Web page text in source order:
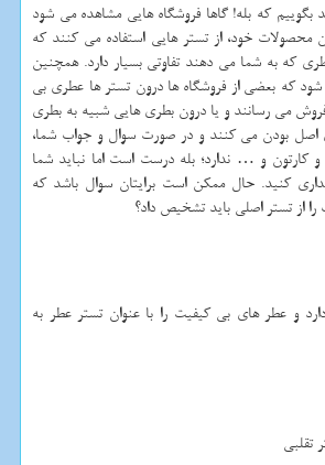
بگوییم که بله! گاها فروشگاه هایی مشاهده می شود
محصولات خود، از تستر هایی استفاده می کنند که
که به شما می دهند تفاوتی بسیار دارد. همچنین
که بعضی از فروشگاه ها درون تستر ها عطری بی
می رسانند و یا درون بطری هایی شبیه به بطری
اصل بودن می کنند و در صورت سوال و جواب شما،
و … ندارد؛ بله درست است اما نباید شما
کنید. حال ممکن است برایتان سوال باشد که
از تستر اصلی باید تشخیص داد؟
و عطر های بی کیفیت را با عنوان تستر عطر به
تقلبی